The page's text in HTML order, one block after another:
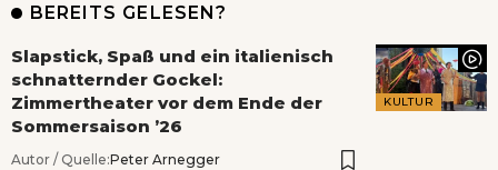
BEREITS GELESEN?
KULTUR
Slapstick, Spaß und ein italienisch
schnatternder Gockel:
Zimmertheater vor dem Ende der
Sommersaison ’26
Autor / Quelle:Peter Arnegger